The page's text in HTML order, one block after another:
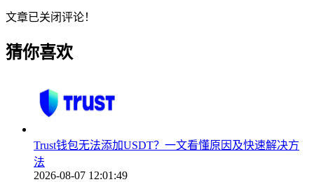
文章已关闭评论！
猜你喜欢
Trust钱包无法添加USDT？一文看懂原因及快速解决方
法
2026-08-07 12:01:49